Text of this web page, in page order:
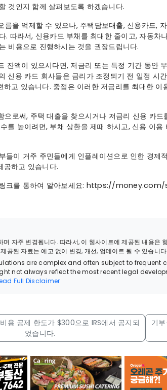
것인지 함께 살펴보도록 하겠습니다.
름을 억제할 수 있으나, 주택담보대출, 신용카드,
. 따라서, 신용카드 부채를 최대한 줄이고, 자동차
비용으로 진행하시는 것을 권장드립니다.
잔액이 있으시다면, 저금리 또는 특정 기간 동안
신용 카드 회사들은 금리가 조정되기 전 일정 시
하고 있습니다. 중점은 이러한 저금리를 최대한
으로써, 주택 대출을 찾으시거나 저금리 신용 카
를 높이려면, 부채 상환을 제때 하시고, 신용 이
들이 거주 주민들에게 인플레이션으로 인한 경제
공하고 있습니다.
링크를 통하여 알아보세요: https://
며 자주 변경됩니다. 따라서, 이 웹사이트에 제공된 내용은
공된 자료는 예고 없이 변경, 개선, 업데이트 될 수 있습니다.
are complex and often subject to frequent
not always reflect the most recent legal
Full Disclaimer
용 공제 한도가 $300으로 IRS에서 공지되
었습니다.
기